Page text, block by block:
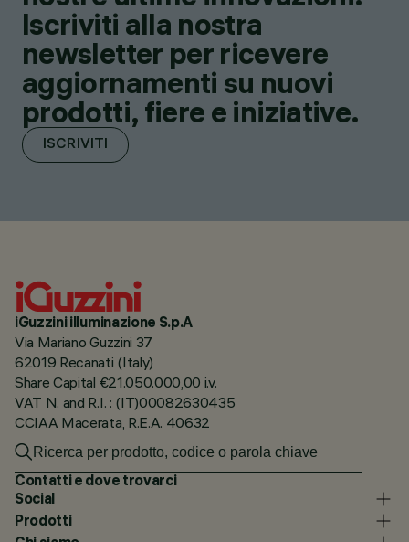
Iscriviti alla nostra
newsletter per ricevere
aggiornamenti su nuovi
prodotti, fiere e iniziative.
ISCRIVITI
iGuzzini illuminazione S.p.A
Via Mariano Guzzini 37
62019 Recanati (Italy)
Share Capital €21.050.000,00 i.v.
VAT N. and R.I. : (IT)00082630435
CCIAA Macerata, R.E.A. 40632
Contatti e dove trovarci
Social
Prodotti